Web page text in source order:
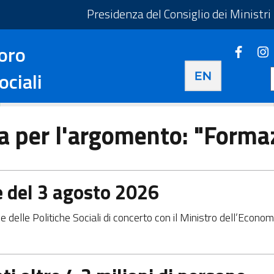
- Apre in una nuova scheda
Presidenza del Consiglio dei Ministri
Apre in una nuova
Apre
per l'argomento:
3 agosto 2026
Politiche Sociali di concerto con il Ministro